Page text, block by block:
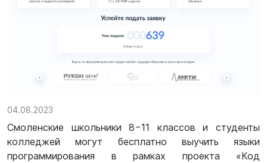
04.08.2023
Смоленские школьники 8−11 классов и студенты
колледжей могут бесплатно выучить языки
программирования в рамках проекта «Код